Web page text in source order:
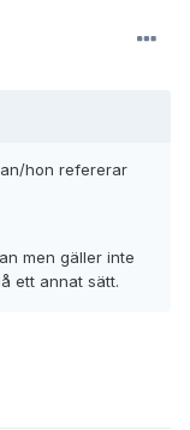
hon refererar
men gäller inte
ett annat sätt.